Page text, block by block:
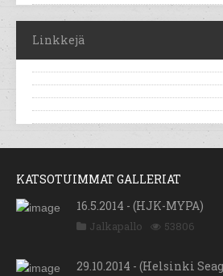
Linkkejä
KATSOTUIMMAT GALLERIAT
16.5.2014 - (HJK-MYPA)
Jalkapallo 53806
29.10.2014 - (Helsinki